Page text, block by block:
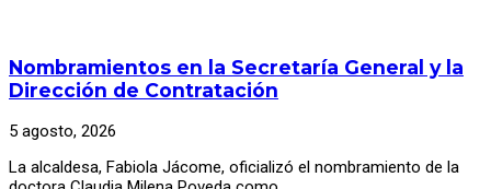
Nombramientos en la Secretaría General y la
Dirección de Contratación
5 agosto, 2026
La alcaldesa, Fabiola Jácome, oficializó el nombramiento de la